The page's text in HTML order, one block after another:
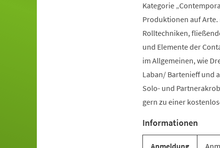
Kategorie
Produktionen auf Arte.
Rolltechniken,
und Elemente der
im Allgemeinen, wie
Laban/ Bartenieff und
Solo- und
gern zu einer
Informationen
Anmeldung